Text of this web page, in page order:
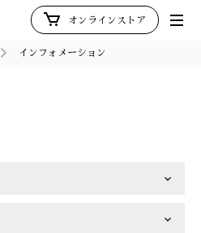
オンラインストア
インフォメーション